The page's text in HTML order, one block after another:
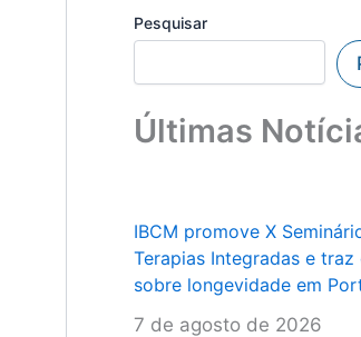
Pesquisar
Últimas
IBCM promove X
Terapias Integradas e traz
sobre longevidade em
7 de agosto de 2026